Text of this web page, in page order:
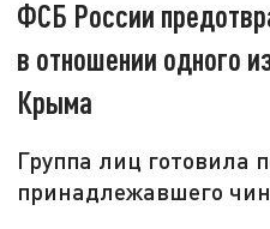
ФСБ России
в отношении одного
Крыма
Группа лиц готовила
принадлежавшего